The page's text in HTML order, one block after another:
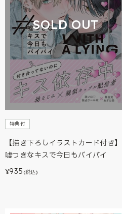
SOLD OUT
特典付
【描き下ろしイラストカード付き】
嘘つきなキスで今日もバイバイ
¥935 (税込)